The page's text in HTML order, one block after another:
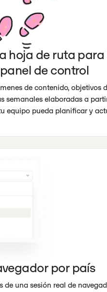
hoja de ruta
de control
de contenido, objetivos
semanales elaboradas a
equipo pueda planificar y
por país
de una sesión real de